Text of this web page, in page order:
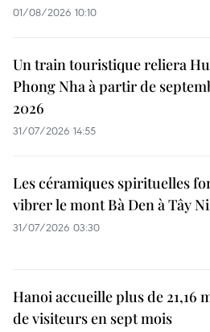
01/08/2026 10:10
Un train touristique reliera
Phong Nha à partir de
2026
31/07/2026 14:55
Les céramiques spirituelles
vibrer le mont Bà Den à Tây
31/07/2026 03:30
Hanoi accueille plus de 21,16
de visiteurs en sept mois ​